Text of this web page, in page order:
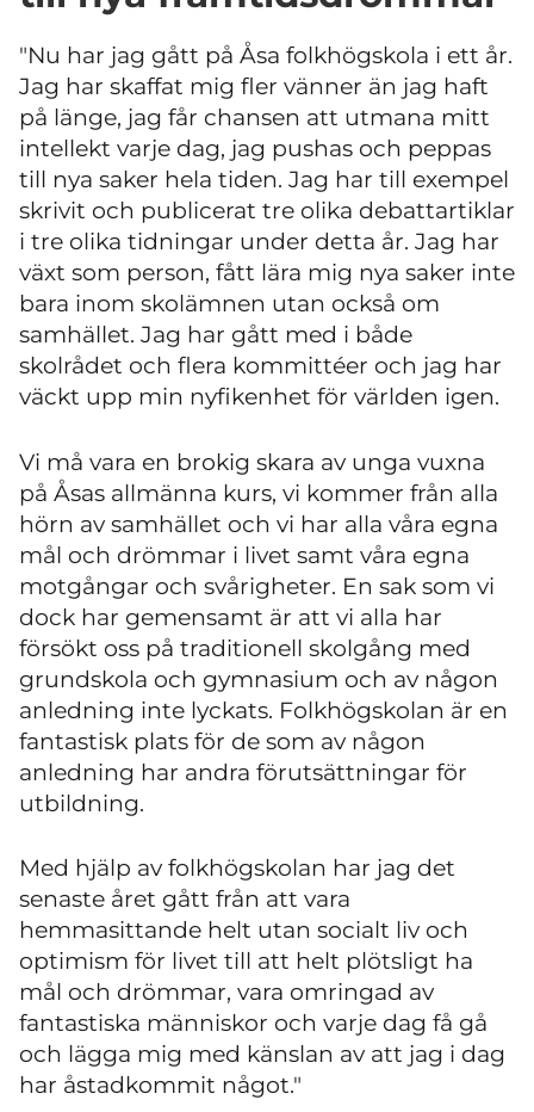
"Nu har jag gått på Åsa folkhögskola i ett år.
Jag har skaffat mig fler vänner än jag haft
på länge, jag får chansen att utmana mitt
intellekt varje dag, jag pushas och peppas
till nya saker hela tiden. Jag har till exempel
skrivit och publicerat tre olika debattartiklar
i tre olika tidningar under detta år. Jag har
växt som person, fått lära mig nya saker inte
bara inom skolämnen utan också om
samhället. Jag har gått med i både
skolrådet och flera kommittéer och jag har
väckt upp min nyfikenhet för världen igen.
Vi må vara en brokig skara av unga vuxna
på Åsas allmänna kurs, vi kommer från alla
hörn av samhället och vi har alla våra egna
mål och drömmar i livet samt våra egna
motgångar och svårigheter. En sak som vi
dock har gemensamt är att vi alla har
försökt oss på traditionell skolgång med
grundskola och gymnasium och av någon
anledning inte lyckats. Folkhögskolan är en
fantastisk plats för de som av någon
anledning har andra förutsättningar för
utbildning.
Med hjälp av folkhögskolan har jag det
senaste året gått från att vara
hemmasittande helt utan socialt liv och
optimism för livet till att helt plötsligt ha
mål och drömmar, vara omringad av
fantastiska människor och varje dag få gå
och lägga mig med känslan av att jag i dag
har åstadkommit något."